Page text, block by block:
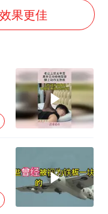
国防部：坚决反制任何闹海挑衅图谋
县发生4.9级地震
月能滑雪”不实
蓝色预警
张本智和
秋了吗
未来
果更佳